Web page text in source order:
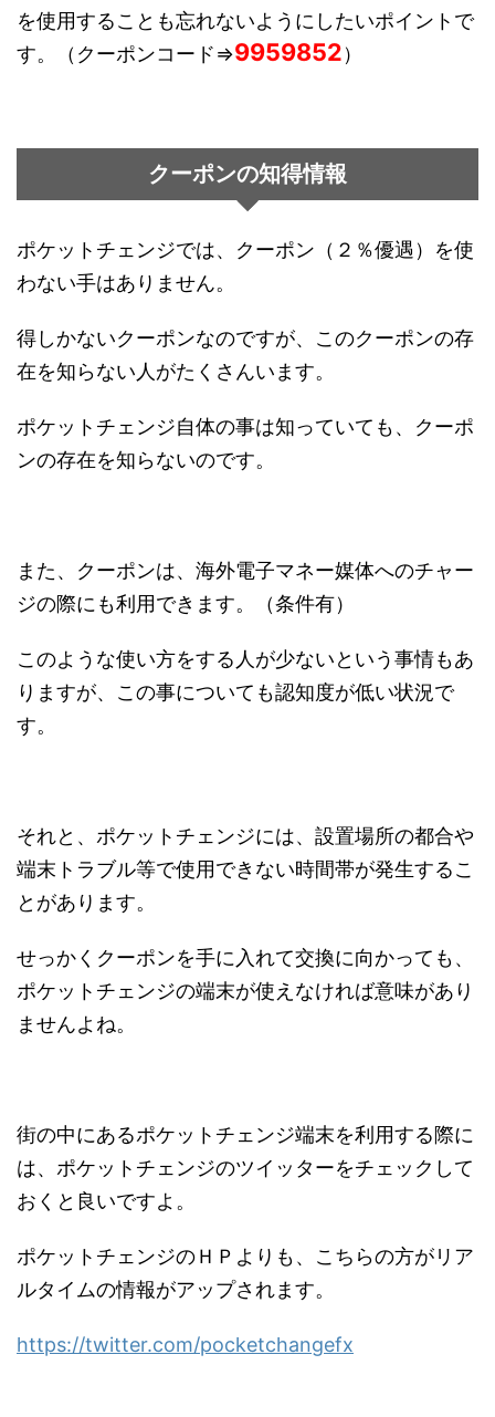
を使用することも忘れないようにしたいポイントで
す。（クーポンコード⇒9959852）
クーポンの知得情報
ポケットチェンジでは、クーポン（２％優遇）を使
わない手はありません。
得しかないクーポンなのですが、このクーポンの存
在を知らない人がたくさんいます。
ポケットチェンジ自体の事は知っていても、クーポ
ンの存在を知らないのです。
また、クーポンは、海外電子マネー媒体へのチャー
ジの際にも利用できます。（条件有）
このような使い方をする人が少ないという事情もあ
りますが、この事についても認知度が低い状況で
す。
それと、ポケットチェンジには、設置場所の都合や
端末トラブル等で使用できない時間帯が発生するこ
とがあります。
せっかくクーポンを手に入れて交換に向かっても、
ポケットチェンジの端末が使えなければ意味があり
ませんよね。
街の中にあるポケットチェンジ端末を利用する際に
は、ポケットチェンジのツイッターをチェックして
おくと良いですよ。
ポケットチェンジのＨＰよりも、こちらの方がリア
ルタイムの情報がアップされます。
https://twitter.com/pocketchangefx